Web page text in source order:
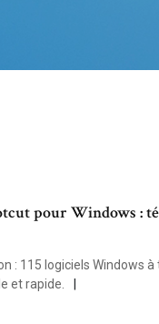
pour Windows :
: 115 logiciels Windows
et rapide.